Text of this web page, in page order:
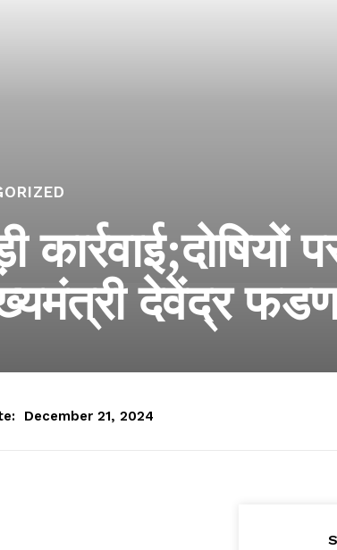
देवेंद्र
December 21, 2024